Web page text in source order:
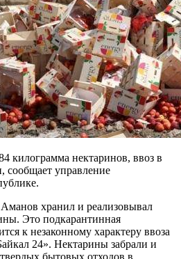
килограмма нектаринов, ввоз в
сообщает управление
хранил и реализовывал
Это подкарантинная
к незаконному характеру ввоза
24». Нектарины забрали и
бытовых отходов в